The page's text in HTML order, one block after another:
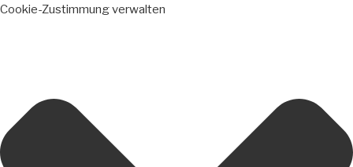
Cookie-Zustimmung verwalten